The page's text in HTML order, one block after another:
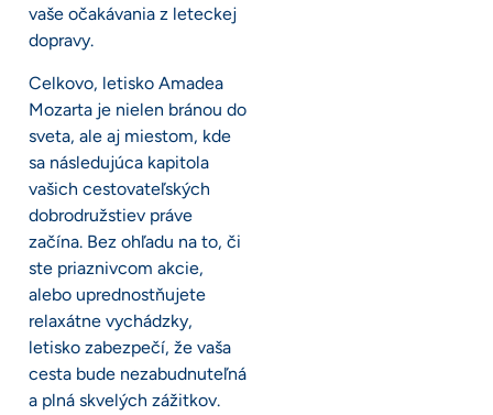
vaše očakávania z leteckej
dopravy.
Celkovo, letisko Amadea
Mozarta je nielen bránou do
sveta, ale aj miestom, kde
sa následujúca kapitola
vašich cestovateľských
dobrodružstiev práve
začína. Bez ohľadu na to, či
ste priaznivcom akcie,
alebo uprednostňujete
relaxátne vychádzky,
letisko zabezpečí, že vaša
cesta bude nezabudnuteľná
a plná skvelých zážitkov.